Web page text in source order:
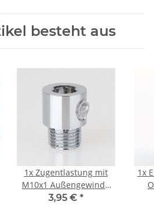
besteht aus
1x Zugentlastung mit
M10x1 Außengewinde
für Kabel 13x17mm
3,95 € *
1x